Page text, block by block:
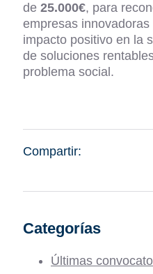
de 25.000€, para
empresas
impacto positivo en la
de soluciones
problema social.
Compartir:
Categorías
Últimas